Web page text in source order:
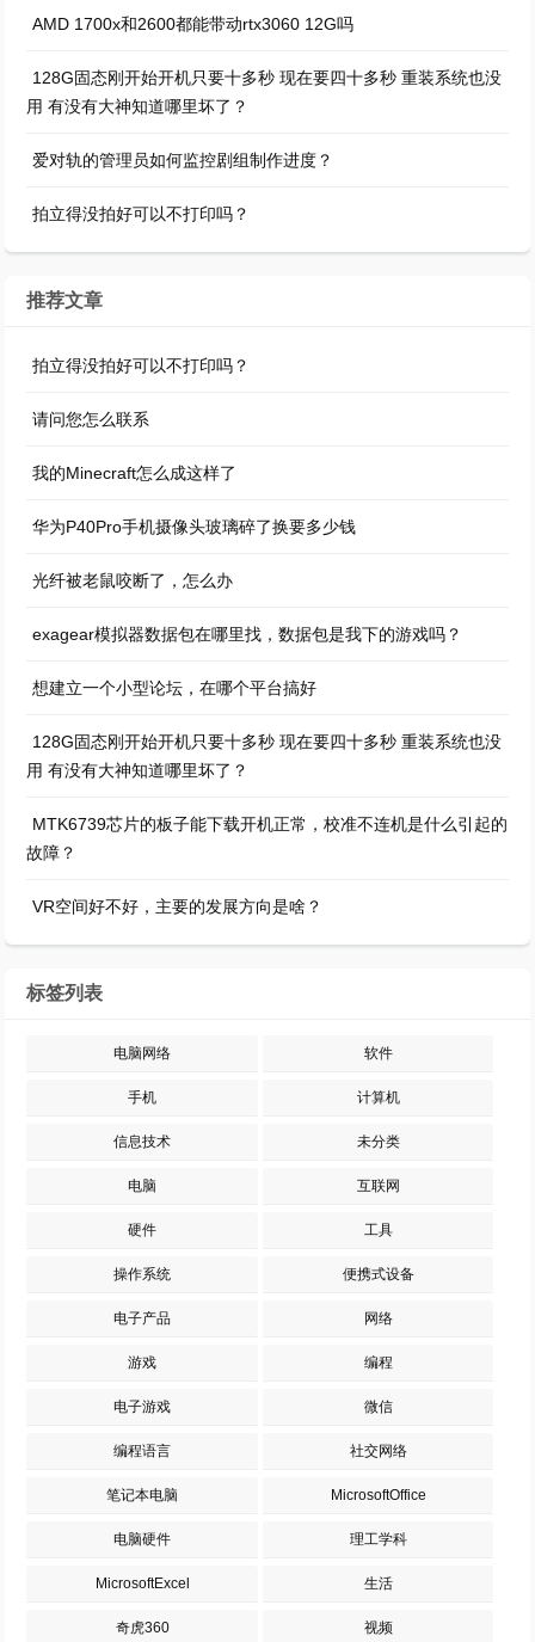
AMD 1700x和2600都能带动rtx3060 12G吗
128G固态刚开始开机只要十多秒 现在要四十多秒 重装系统也没
用 有没有大神知道哪里坏了？
爱对轨的管理员如何监控剧组制作进度？
拍立得没拍好可以不打印吗？
推荐文章
拍立得没拍好可以不打印吗？
请问您怎么联系
我的Minecraft怎么成这样了
华为P40Pro手机摄像头玻璃碎了换要多少钱
光纤被老鼠咬断了，怎么办
exagear模拟器数据包在哪里找，数据包是我下的游戏吗？
想建立一个小型论坛，在哪个平台搞好
128G固态刚开始开机只要十多秒 现在要四十多秒 重装系统也没
用 有没有大神知道哪里坏了？
MTK6739芯片的板子能下载开机正常，校准不连机是什么引起的
故障？
VR空间好不好，主要的发展方向是啥？
标签列表
电脑网络 软件
手机 计算机
信息技术 未分类
电脑 互联网
硬件 工具
操作系统 便携式设备
电子产品 网络
游戏 编程
电子游戏 微信
编程语言 社交网络
笔记本电脑 MicrosoftOffice
电脑硬件 理工学科
MicrosoftExcel 生活
奇虎360 视频